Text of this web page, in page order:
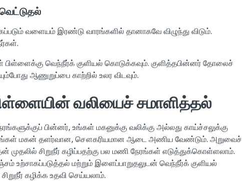
வளையம் இரண்டு வாரங்களில் தானாகவே விழுந்து விடும்.
வெந்நீர்க் குளியல் கொடுக்கவும். குளித்தபின்னர் தோலைச்
ஆணுறுப்பை காற்றில் உலர விடவும்.
வலியைச் சமாளித்தல்
பின்னர், உங்கள் மகனுக்கு வலிக்கு அல்லது காய்ச்சலுக்கு
மகன் தளர்வான, சௌகரியமான ஆடை அணிய வேண்டும். அறுவைச்
முதலில் சிறுநீர் கழிப்பதற்கு பல மணி நேரங்கள் எடுத்துக்கொள்ளலாம்.
மற்றும் இளைப்பாறுதலுடன் வெந்நீர்க் குளியல்
கழிக்க உதவி செய்யலாம்.